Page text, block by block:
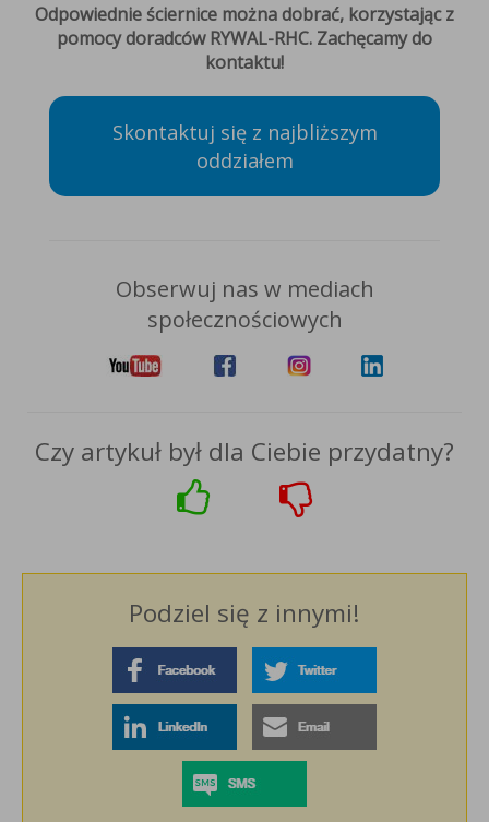
Odpowiednie ściernice można dobrać, korzystając z
pomocy doradców RYWAL-RHC. Zachęcamy do
kontaktu!
Skontaktuj się z najbliższym
oddziałem
Obserwuj nas w mediach
społecznościowych
Czy artykuł był dla Ciebie przydatny?
Podziel się z innymi!